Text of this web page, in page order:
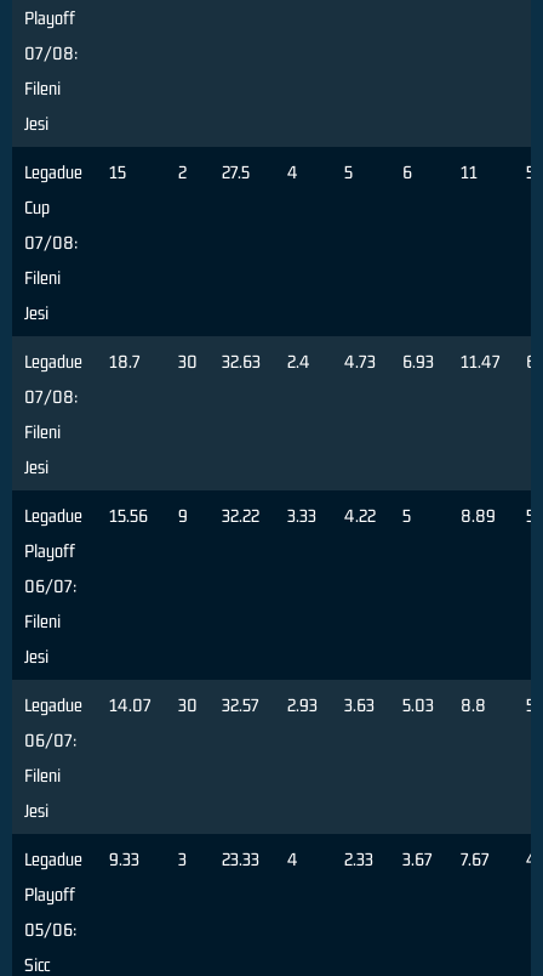
Playoff
07/08:
Fileni
Jesi
Legadue
Cup
07/08:
Fileni
Jesi
15 2 27.5 4 5 6 11 55
Legadue
07/08:
Fileni
Jesi
18.7 30 32.63 2.4 4.73 6.93 11.47
Legadue
Playoff
06/07:
Fileni
Jesi
15.56 9 32.22 3.33 4.22 5 8.89 56
Legadue
06/07:
Fileni
Jesi
14.07 30 32.57 2.93 3.63 5.03 8.8 57
Legadue
Playoff
05/06:
Sicc
9.33 3 23.33 4 2.33 3.67 7.67